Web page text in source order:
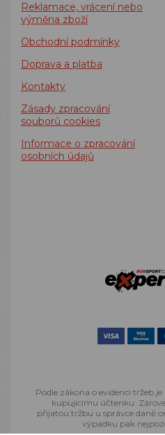
Reklamace, vrácení nebo
výměna zboží
Obchodní podmínky
Doprava a platba
Kontakty
Zásady zpracování
souborů cookies
Informace o zpracování
osobních údajů
Podle zákona o evidenci tržeb
kupujícímu účtenku.
přijatou tržbu u správce daně
výpadku pak